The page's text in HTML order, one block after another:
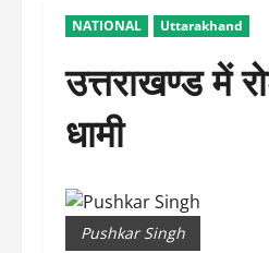
NATIONAL Uttarakhand
उत्तराखण्ड में
धामी
Pushkar Singh